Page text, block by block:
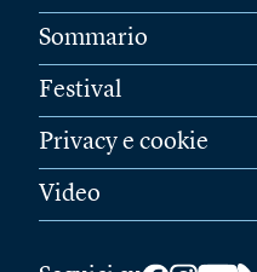
Sommario
Festival
Privacy e cookie
Video